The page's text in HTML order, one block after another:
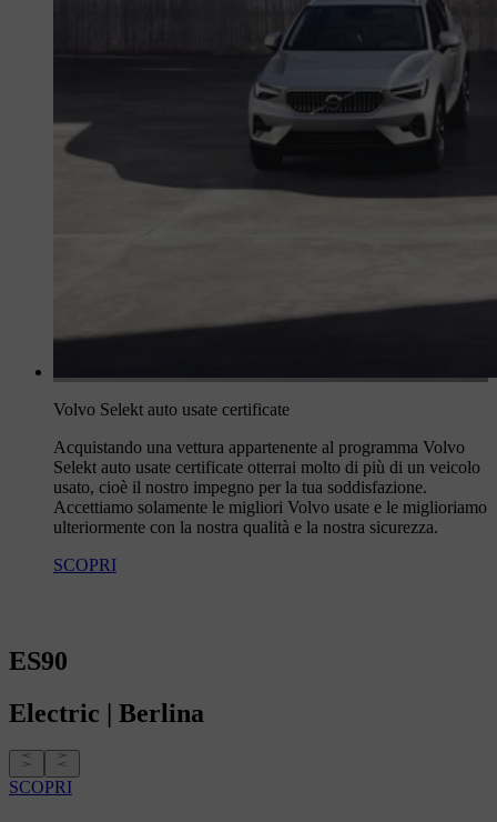
Volvo Selekt auto usate certificate
Acquistando una vettura appartenente al programma Volvo
Selekt auto usate certificate otterrai molto di più di un veicolo
usato, cioè il nostro impegno per la tua soddisfazione.
Accettiamo solamente le migliori Volvo usate e le miglioriamo
ulteriormente con la nostra qualità e la nostra sicurezza.
SCOPRI
ES90
Electric | Berlina
SCOPRI